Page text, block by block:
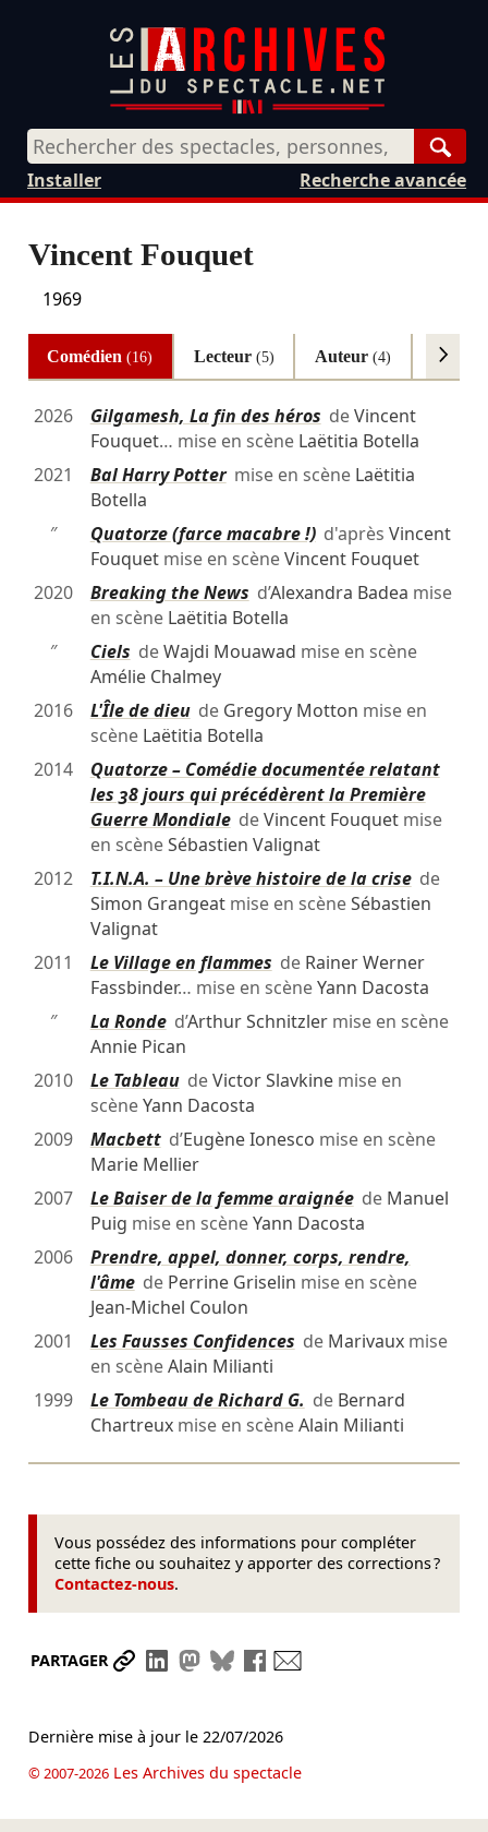
Recherche avancée
Installer
Vincent Fouquet
1969
Comédien(16) Lecteur (5) Auteur(4) Autres
2026 Gilgamesh, La fin des héros deVincent
Fouquet… mise en scène Laëtitia Botella
2021
Bal Harry Pottermise en scène Laëtitia
Botella
″
Quatorze (farce macabre !)d'après Vincent
Fouquetmise en scèneVincent Fouquet
2020
Breaking the News d’Alexandra Badea mise
en scène Laëtitia Botella
″
Ciels deWajdi Mouawad mise en scène
Amélie Chalmey
2016
L'Île de dieude Gregory Motton mise en
scène Laëtitia Botella
2014
Quatorze – Comédie documentée relatant
les 38 jours qui précédèrent la Première
Guerre MondialedeVincent Fouquetmise
en scèneSébastien Valignat
2012
T.I.N.A. – Une brève histoire de la crisede
Simon Grangeatmise en scèneSébastien
Valignat
2011
Le Village en flammes de Rainer Werner
Fassbinder… mise en scèneYann Dacosta
″
La Ronded’Arthur Schnitzlermise en scène
Annie Pican
2010
Le TableaudeVictor Slavkinemise en
scèneYann Dacosta
2009
Macbettd’Eugène Ionesco mise en scène
Marie Mellier
2007
Le Baiser de la femme araignéede Manuel
Puig mise en scèneYann Dacosta
2006
Prendre, appel, donner, corps, rendre,
l'âmede Perrine Griselin mise en scène
Jean-Michel Coulon
2001
Les Fausses Confidences de Marivauxmise
en scèneAlain Milianti
1999
Le Tombeau de Richard G. de Bernard
Chartreuxmise en scèneAlain Milianti
Vous possédez des informations pour compléter
cette fiche ou souhaitez y apporter des corrections ?
Contactez-nous.
PARTAGER Partager le lien
Partager sur LinkedIn
Partager sur Mastodon
Partager sur Bluesky
Partager sur Facebook
Dernière mise à jour le 22/07/2026
© 2007-2026Les Archives du spectacle